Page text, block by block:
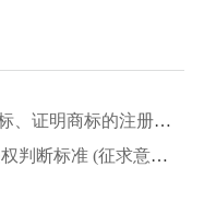
明商标的注册申请建议
意见稿)》公开征求意见的通知